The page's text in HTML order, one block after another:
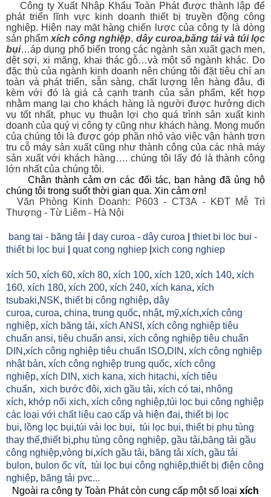
Công ty Xuất Nhập Khẩu Toàn Phát được thành lập để
phát triển lĩnh vực kinh doanh thiết bị truyền động công
nghiệp. Hiện nay mặt hàng chiến lược của công ty là dòng
sản phẩm xích công nghiệp, dây curoa,băng tảivàtúi lọc
bụi…áp dụng phổ biến trong các ngành sản xuất gạch men,
dệt sợi, xi măng, khai thác gỗ…và một số ngành khác. Do
đặc thù của ngành kinh doanh nên chúng tôi đặt tiêu chí an
toàn và phát triển, sẵn sàng, chất lượng lên hàng đâu, đi
kèm với đó là giá cả cạnh tranh của sản phẩm, kết hợp
nhằm mang lại cho khách hàng là người được hưởng dịch
vụ tốt nhất, phục vụ thuận lợi cho quá trình sản xuất kinh
doanh của quý vị công ty cũng như khách hàng. Mong muốn
của chúng tôi là được góp phần nhỏ vào việc vận hành trơn
tru cỗ máy sản xuất cũng như thành công của các nhà máy
sản xuất với khách hàng…. chúng tôi lấy đó là thành công
lớn nhất của chúng tôi.
Chân thành cảm ơn các đối tác, bạn hàng đã ủng hộ
chúng tôi trong suốt thời gian qua. Xin cảm ơn!
Văn Phòng Kinh Doanh: P603 - CT3A - KĐT Mễ Trì
Thượng - Từ Liêm - Hà Nội
bang tai - băng tải day curoa - dây curoa
thiet bi loc bui -
thiết bị lọc bụi
quat cong nghiep xich cong nghiep
xích 50, xích 60, xích 80, xích 100, xích 120, xích 140, xích
160, xích 180, xích 200, xích 240, xích kana, xích
tsubaki,NSK, thiết bị công nghiệp, dây
curoa, curoa, china, trung quốc, nhật, mỹ,xích,xích công
nghiệp, xích băng tải, xích ANSI , xích công nghiệp tiêu
chuẩn ansi, tiêu chuẩn ansi, xích công nghiệp tiêu chuẩn
DIN ,xích công nghiệp tiêu chuẩn ISO,DIN , xích công nghiệp
nhật bản, xích công nghiệp trung quốc, xích công
nghiệp, xích DIN , xich kana, xich hitachi, xích tiêu
chuẩn, xich bước đôi, xich gầu tải, xích có tai, nhông
xích, khớp nối xich, xích công nghiệp,túi lọc bụi công nghiệp
các loại với chất liệu cao cấp và hiện đaị, thiết bị lọc
bụi, lồng lọc bụi,túi vải lọc bụi, túi lọc bụi, thiết bị phụ tùng
thay thế,thiết bị,phụ tùng công nghiệp, gầu tải,băng tải gầu
công nghiệp,vòng bi,xích gầu tải, băng tải xích, gầu tải
bulon, bulon ốc vít, túi lọc bụi công nghiệp,thiết bị điện công
nghiệp, băng tải pvc...
Ngoài ra công ty Toàn Phát còn cung cấp một số loại xích